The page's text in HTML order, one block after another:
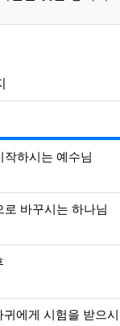
하시는 예수님
바꾸시는 하나님
에게 시험을 받으